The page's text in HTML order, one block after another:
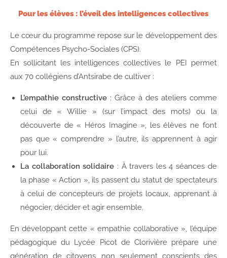
Pour les élèves : l’éveil des intelligences collectives
Le cœur du programme repose sur le développement des
Compétences Psycho-Sociales (CPS).
En sollicitant les intelligences collectives le PEI permet
aux 70 collégiens d’Antsirabe de cultiver :
L’empathie constructive: Grâce à des ateliers comme
celui de « Willie » (sur l’impact des mots) ou la
découverte de « Héros Imagine », les élèves ne font
pas que « comprendre » l’autre, ils apprennent à agir
pour lui.
La collaboration solidaire : À travers les 4 séances de
la phase « Action », ils passent du statut de spectateurs
à celui de concepteurs de projets locaux, apprenant à
négocier, décider et agir ensemble.
En développant cette « empathie collaborative », l’équipe
pédagogique du Lycée Picot de Clorivière prépare une
génération de citoyens, non seulement conscients des